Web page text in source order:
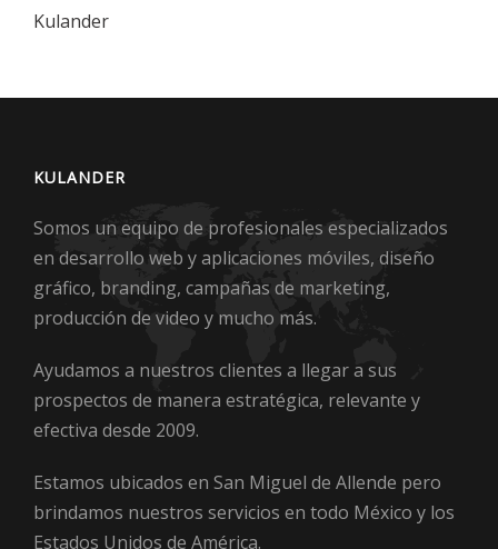
Kulander
KULANDER
Somos un equipo de profesionales especializados
en desarrollo web y aplicaciones móviles, diseño
gráfico, branding, campañas de marketing,
producción de video y mucho más.
Ayudamos a nuestros clientes a llegar a sus
prospectos de manera estratégica, relevante y
efectiva desde 2009.
Estamos ubicados en San Miguel de Allende pero
brindamos nuestros servicios en todo México y los
Estados Unidos de América.